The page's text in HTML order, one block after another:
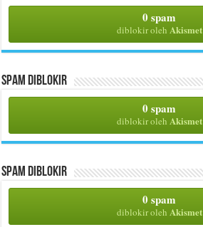
0 spam
diblokir oleh Akismet
Spam Diblokir
0 spam
diblokir oleh Akismet
Spam Diblokir
0 spam
diblokir oleh Akismet